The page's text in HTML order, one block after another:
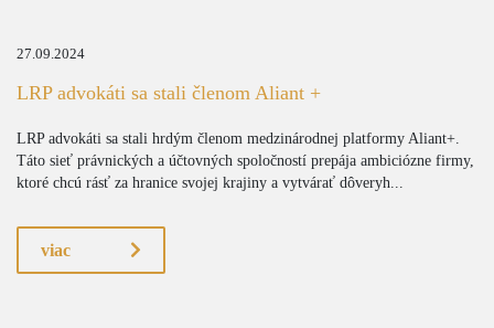
27.09.2024
LRP advokáti sa stali členom Aliant +
LRP advokáti sa stali hrdým členom medzinárodnej platformy Aliant+.
Táto sieť právnických a účtovných spoločností prepája ambiciózne firmy,
ktoré chcú rásť za hranice svojej krajiny a vytvárať dôveryh...
viac